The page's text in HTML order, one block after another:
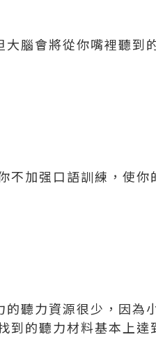
腦會將從你嘴裡聽到
不加强口語訓練，使你
聽力資源很少，因為
的聽力材料基本上達